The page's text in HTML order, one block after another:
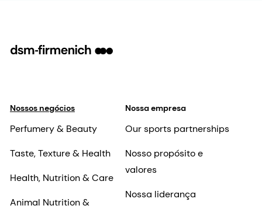
Nossos negócios
Perfumery & Beauty
Taste, Texture & Health
Health, Nutrition & Care
Animal Nutrition &
Nossa empresa
Our sports partnerships
Nosso propósito e
valores
Nossa liderança